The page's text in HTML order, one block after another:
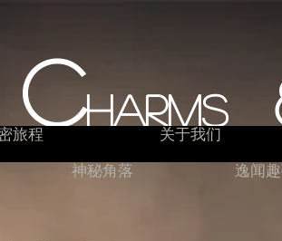
Charms
旅程 关于我们
神秘角落
逸闻